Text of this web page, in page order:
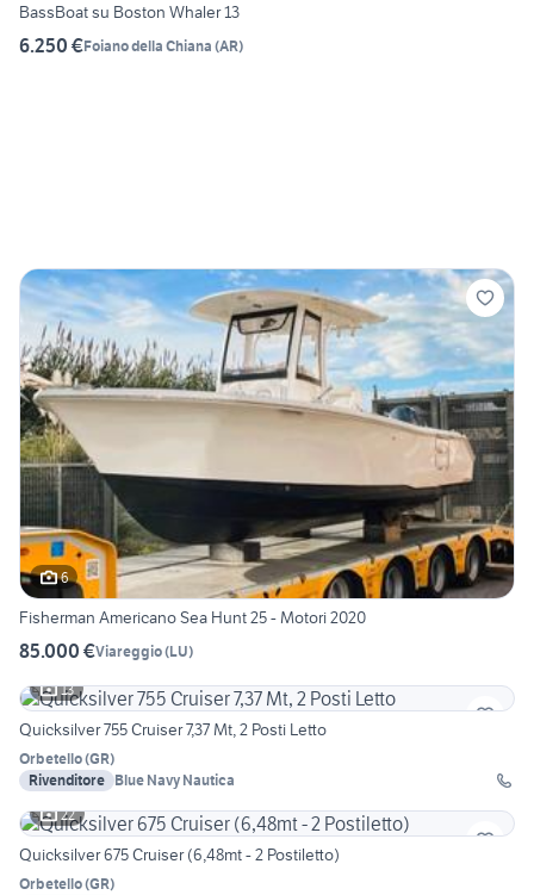
BassBoat su Boston Whaler 13
6.250 €Foiano della Chiana (AR)
6
Fisherman Americano Sea Hunt 25 - Motori 2020
85.000 €Viareggio(LU)
13
Quicksilver 755 Cruiser 7,37 Mt, 2 Posti Letto
Orbetello(GR)
Rivenditore Blue Navy Nautica
22
Quicksilver 675 Cruiser (6,48mt - 2 Postiletto)
Orbetello(GR)